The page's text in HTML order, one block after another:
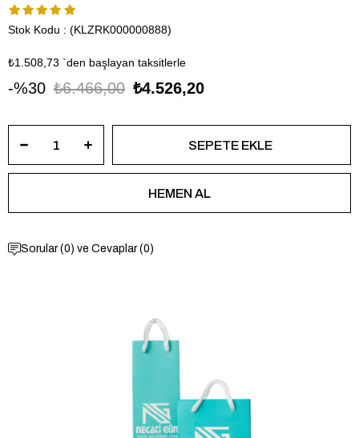
Stok Kodu (KLZRK000000888)
₺1.508,73 `den başlayan taksitlerle
30 ₺6.466,00 ₺4.526,20
Sorular (0) ve Cevaplar (0)